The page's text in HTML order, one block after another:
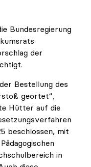
Bundesregierung
der
Bestellung des
geortet“,
Hütter auf die
beschlossen, mit
in